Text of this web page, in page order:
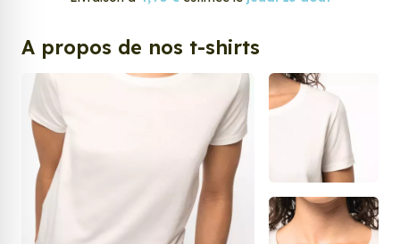
A propos de nos t-shirts